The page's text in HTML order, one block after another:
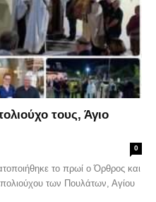
τους, Άγιο
0
το πρωί ο Όρθρος και
πολιούχου των Πουλάτων, Αγίου